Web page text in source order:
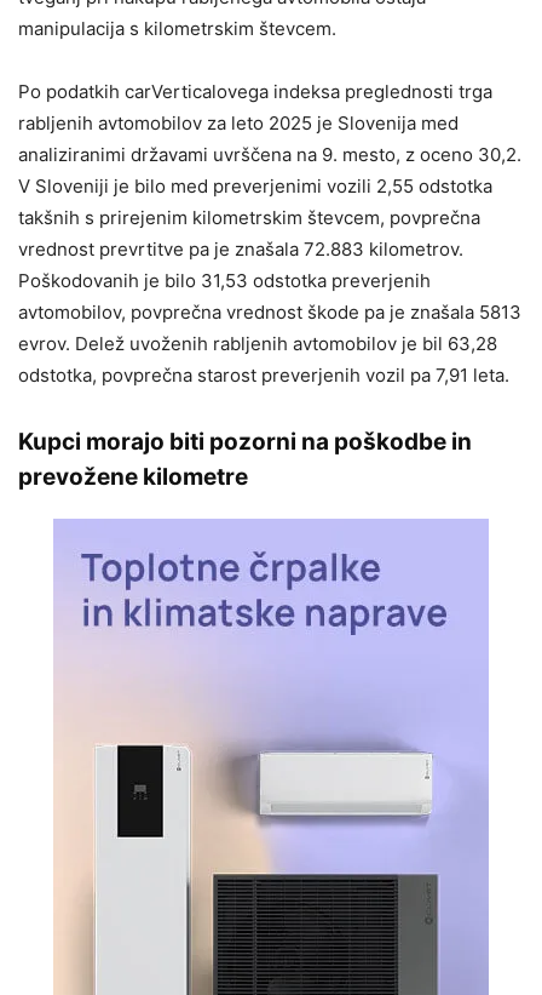
manipulacija s kilometrskim števcem.
Po podatkih carVerticalovega indeksa preglednosti trga
rabljenih avtomobilov za leto 2025 je Slovenija med
analiziranimi državami uvrščena na 9. mesto, z oceno 30,2.
V Sloveniji je bilo med preverjenimi vozili 2,55 odstotka
takšnih s prirejenim kilometrskim števcem, povprečna
vrednost prevrtitve pa je znašala 72.883 kilometrov.
Poškodovanih je bilo 31,53 odstotka preverjenih
avtomobilov, povprečna vrednost škode pa je znašala 5813
evrov. Delež uvoženih rabljenih avtomobilov je bil 63,28
odstotka, povprečna starost preverjenih vozil pa 7,91 leta.
Kupci morajo biti pozorni na poškodbe in
prevožene kilometre